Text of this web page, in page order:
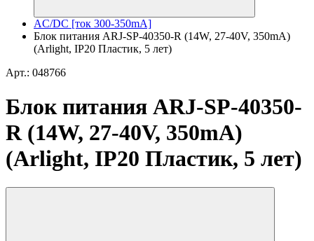
AC/DC [ток 300-350mA]
Блок питания ARJ-SP-40350-R (14W, 27-40V, 350mA)
(Arlight, IP20 Пластик, 5 лет)
Арт.: 048766
Блок питания ARJ-SP-40350-
R (14W, 27-40V, 350mA)
(Arlight, IP20 Пластик, 5 лет)